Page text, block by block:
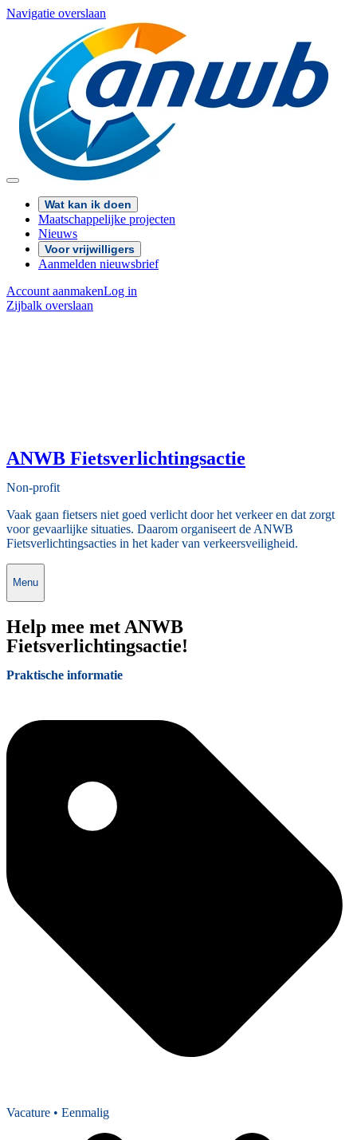
Navigatie overslaan
Wat kan ik doen
Maatschappelijke projecten
Nieuws
Voor vrijwilligers
Aanmelden nieuwsbrief
Account aanmakenLog in
Zijbalk overslaan
ANWB Fietsverlichtingsactie
Non-profit
Vaak gaan fietsers niet goed verlicht door het verkeer en dat zorgt
voor gevaarlijke situaties. Daarom organiseert de ANWB
Fietsverlichtingsacties in het kader van verkeersveiligheid.
Menu
Help mee met ANWB
Fietsverlichtingsactie!
Praktische informatie
Vacature • Eenmalig